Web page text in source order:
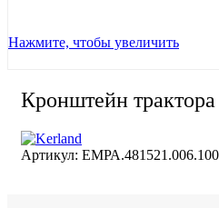
Нажмите, чтобы увеличить
Кронштейн
Артикул: